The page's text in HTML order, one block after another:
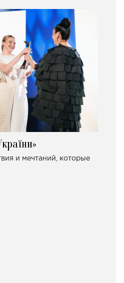
и мечтаний, которые